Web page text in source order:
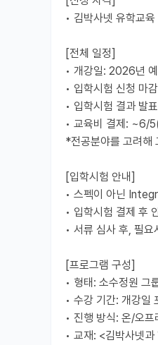
• 김박사넷 유학교
[전체 일정]
• 개강일: 2026년
• 입학시험 신청 마
• 입학시험 결과 발
• 교육비 결제: ~6/
*전공분야를 고려해
[입학시험 안내]
• 스펙이 아닌
• 입학시험 결제 후
• 서류 심사 후, 필
[프로그램 구성]
• 형태: 소수정원 그
• 수강 기간: 개강일
• 진행 방식: 온/오프
• 교재: <김박사넷